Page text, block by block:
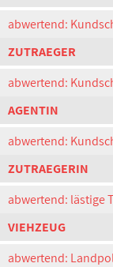
abwertend:
ZUTRAEGER
abwertend:
AGENTIN
abwertend:
ZUTRAEGERIN
abwertend: lästige
VIEHZEUG
abwertend: